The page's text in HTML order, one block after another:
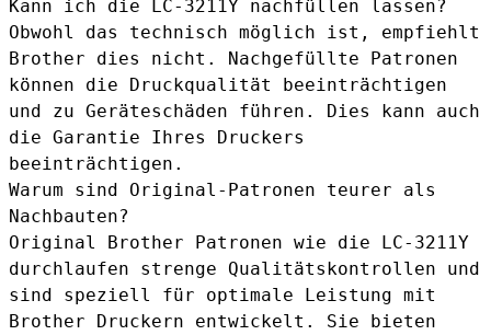
Kann ich die LC-3211Y nachfüllen lassen?
Obwohl das technisch möglich ist, empfiehlt
Brother dies nicht. Nachgefüllte Patronen
können die Druckqualität beeinträchtigen
und zu Geräteschäden führen. Dies kann auch
die Garantie Ihres Druckers
beeinträchtigen.
Warum sind Original-Patronen teurer als
Nachbauten?
Original Brother Patronen wie die LC-3211Y
durchlaufen strenge Qualitätskontrollen und
sind speziell für optimale Leistung mit
Brother Druckern entwickelt. Sie bieten